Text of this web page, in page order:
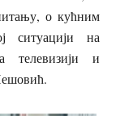
о кућним
ситуацији на
телевизији и